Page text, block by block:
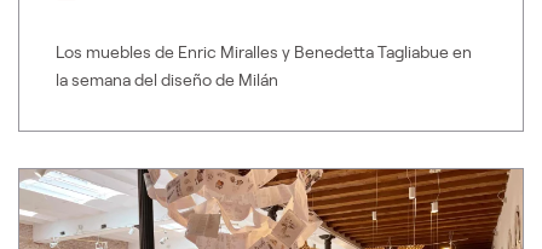
Los muebles de Enric Miralles y Benedetta Tagliabue en
la semana del diseño de Milán